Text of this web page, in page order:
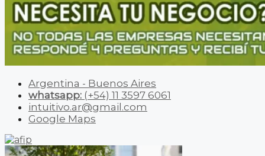
Argentina - Buenos Aires
whatsapp: (+54) 11 3597 6061
intuitivo.ar@gmail.com
Google Maps